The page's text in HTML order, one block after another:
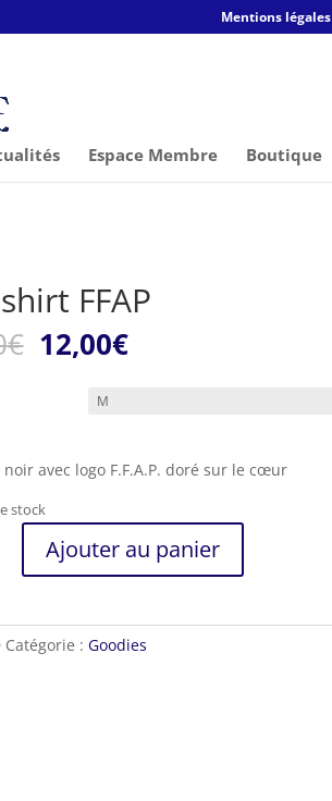
Mentions légales
Espace Membre Boutique
FFAP
€ Le
prix
initial
était :
12,00€Le
prix
avec logo F.F.A.P. doré sur le cœur
stock
Ajouter au panier
Catégorie : Goodies